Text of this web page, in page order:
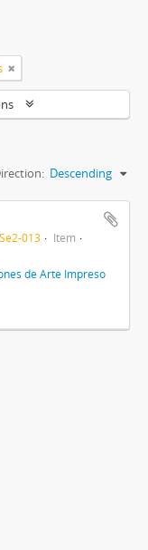
Descending
013
Item
de Arte Impreso